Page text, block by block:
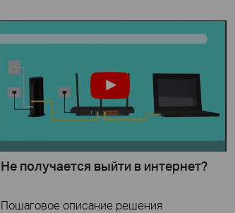
Не получается выйти в интернет?
Пошаговое описание решения